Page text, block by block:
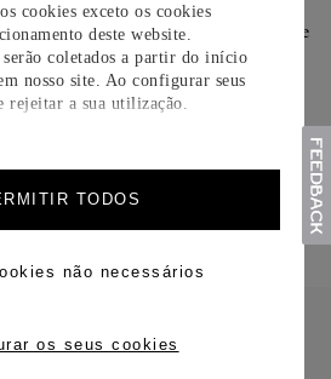
cookies exceto os cookies
deste website.
coletados a partir do início
nosso site. Ao configurar seus
rejeitar a sua utilização.
TODOS
não necessários
os seus cookies
de entrega. Selecione o envio de
de seu pedido.
sua criação Cartier em até 30
Consultar Devoluções